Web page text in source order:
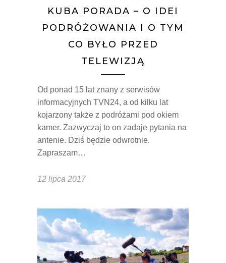
KUBA PORADA – O IDEI
PODRÓŻOWANIA I O TYM
CO BYŁO PRZED
TELEWIZJĄ
Od ponad 15 lat znany z serwisów
informacyjnych TVN24, a od kilku lat
kojarzony także z podróżami pod okiem
kamer. Zazwyczaj to on zadaje pytania na
antenie. Dziś będzie odwrotnie.
Zapraszam…
12 lipca 2017